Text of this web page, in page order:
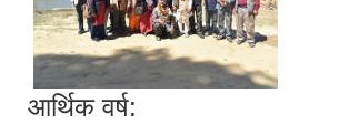
आर्थिक वर्ष: